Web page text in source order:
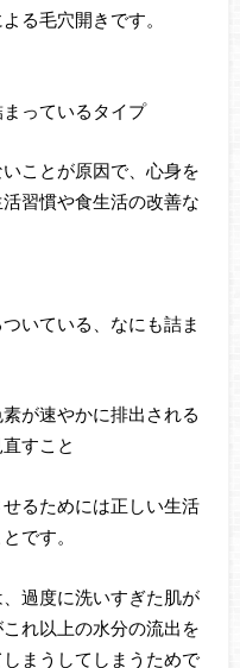
る毛穴開きです。
っているタイプ
ことが原因で、心身を
習慣や食生活の改善な
いている、なにも詰ま
が速やかに排出される
すこと
るためには正しい生活
です。
過度に洗いすぎた肌が
れ以上の水分の流出を
まうしてしまうためで